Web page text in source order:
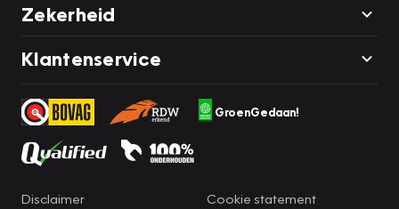
Zekerheid
Klantenservice
GroenGedaan!
Disclaimer Cookie statement